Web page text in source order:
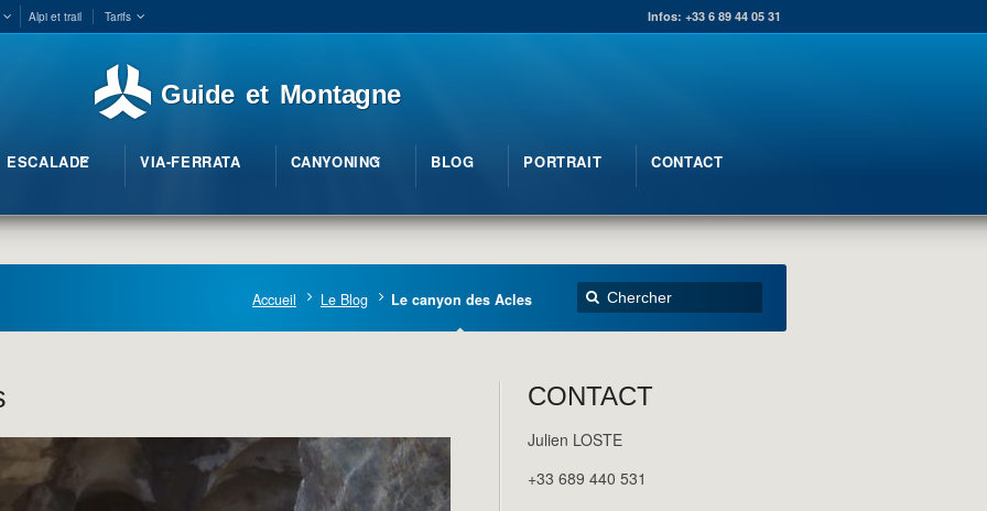
Alpi et trail Tarifs Infos: +33 6 89 44 05 31
Guide et Montagne
ESCALADE VIA-FERRATA CANYONING BLOG PORTRAIT CONTACT
Accueil Le Blog Le canyon des Acles
CONTACT
Julien LOSTE
+33 689 440 531